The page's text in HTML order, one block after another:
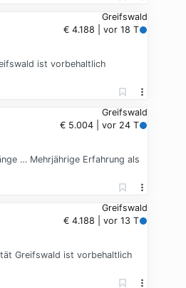
Greifswald
€ 4.188 | vor 18 T
ist vorbehaltlich
Greifswald
€ 5.004 | vor 24 T
… Mehrjährige Erfahrung als
Greifswald
€ 4.188 | vor 13 T
Greifswald ist vorbehaltlich